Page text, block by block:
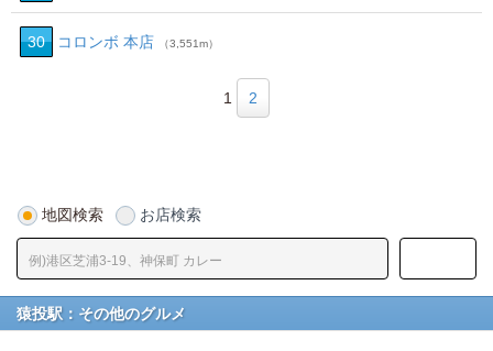
30 コロンボ 本店 （3,551m）
1 2
地図検索 お店検索
猿投駅：その他のグルメ